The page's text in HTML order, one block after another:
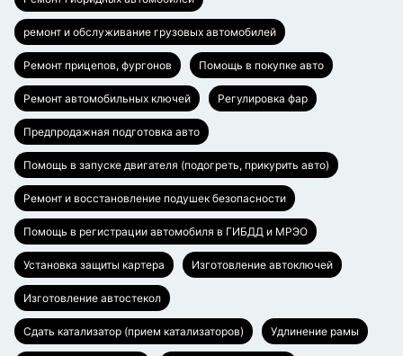
ремонт и обслуживание грузовых автомобилей
Ремонт прицепов, фургонов Помощь в покупке авто
Ремонт автомобильных ключей Регулировка фар
Предпродажная подготовка авто
Помощь в запуске двигателя (подогреть, прикурить авто)
Ремонт и восстановление подушек безопасности
Помощь в регистрации автомобиля в ГИБДД и МРЭО
Установка защиты картера Изготовление автоключей
Изготовление автостекол
Сдать катализатор (прием катализаторов) Удлинение рамы